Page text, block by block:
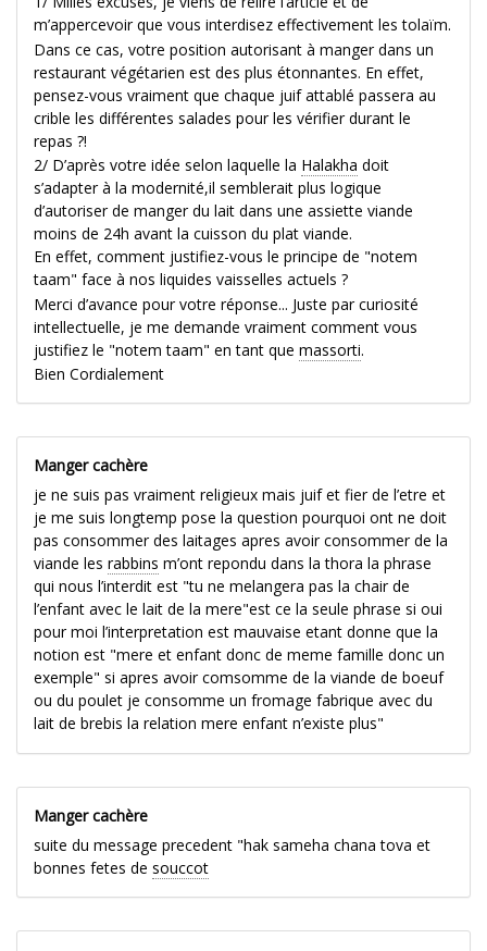
m’appercevoir que vous interdisez effectivement les tolaïm.
Dans ce cas, votre position autorisant à manger dans un
restaurant végétarien est des plus étonnantes. En effet,
pensez-vous vraiment que chaque juif attablé passera au
crible les différentes salades pour les vérifier durant le
repas ?!
2/ D’après votre idée selon laquelle la Halakha doit
s’adapter à la modernité,il semblerait plus logique
d’autoriser de manger du lait dans une assiette viande
moins de 24h avant la cuisson du plat viande.
En effet, comment justifiez-vous le principe de "notem
taam" face à nos liquides vaisselles actuels ?
Merci d’avance pour votre réponse... Juste par curiosité
intellectuelle, je me demande vraiment comment vous
justifiez le "notem taam" en tant que massorti.
Bien Cordialement
Manger cachère
je ne suis pas vraiment religieux mais juif et fier de l’etre et
je me suis longtemp pose la question pourquoi ont ne doit
pas consommer des laitages apres avoir consommer de la
viande les rabbins m’ont repondu dans la thora la phrase
qui nous l’interdit est "tu ne melangera pas la chair de
l’enfant avec le lait de la mere"est ce la seule phrase si oui
pour moi l’interpretation est mauvaise etant donne que la
notion est "mere et enfant donc de meme famille donc un
exemple" si apres avoir comsomme de la viande de boeuf
ou du poulet je consomme un fromage fabrique avec du
lait de brebis la relation mere enfant n’existe plus"
Manger cachère
suite du message precedent "hak sameha chana tova et
bonnes fetes de souccot